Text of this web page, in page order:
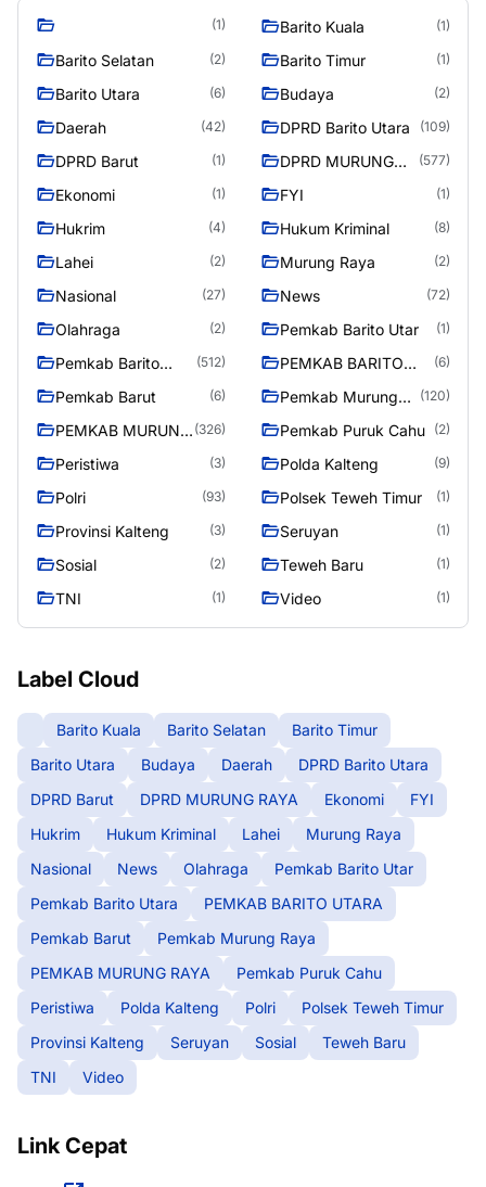
(1) Barito Kuala (1)
Barito Selatan (2) Barito Timur (1)
Barito Utara (6) Budaya (2)
Daerah (42) DPRD Barito Utara (109)
DPRD Barut (1)
DPRD MURUNG
(577)
Ekonomi (1) FYI (1)
Hukrim (4) Hukum Kriminal (8)
Lahei (2) Murung Raya (2)
Nasional (27) News (72)
Olahraga (2) Pemkab Barito Utar (1)
Pemkab Barito
(512)
PEMKAB BARITO
(6)
Pemkab Barut (6)
Pemkab Murung
(120)
PEMKAB MURUNG (326) Pemkab Puruk Cahu (2)
Peristiwa (3) Polda Kalteng (9)
Polri (93) Polsek Teweh Timur (1)
Provinsi Kalteng (3) Seruyan (1)
Sosial (2) Teweh Baru (1)
TNI (1) Video (1)
Label Cloud
Barito Kuala Barito Selatan
Barito Timur
Barito Utara
Budaya Daerah
DPRD Barito Utara
DPRD Barut
DPRD MURUNG RAYA Ekonomi
FYI
Hukrim
Hukum Kriminal Lahei
Murung Raya
Nasional
News Olahraga
Pemkab Barito Utar
Pemkab Barito Utara
PEMKAB BARITO UTARA
Pemkab Barut
Pemkab Murung Raya
PEMKAB MURUNG RAYA
Pemkab Puruk Cahu
Peristiwa
Polda Kalteng Polri
Polsek Teweh Timur
Provinsi Kalteng
Seruyan Sosial
Teweh Baru
TNI
Video
Link Cepat